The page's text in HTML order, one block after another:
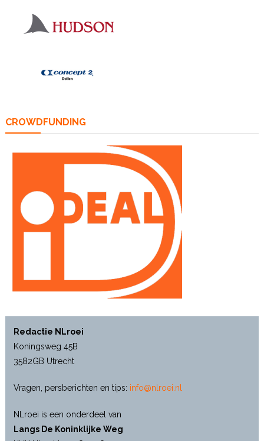
CROWDFUNDING
Redactie NLroei
Koningsweg 45B
3582GB Utrecht
Vragen, persberichten en tips: info@nlroei.nl
NLroei is een onderdeel van
Langs De Koninklijke Weg